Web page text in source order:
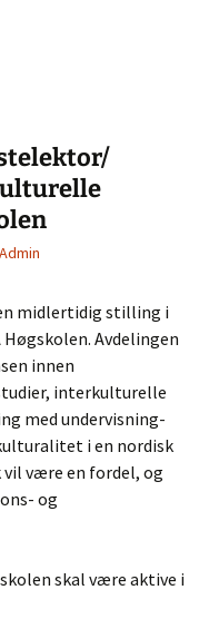
Admin
midlertidig stilling i
Avdelingen
innen
interkulturelle
med undervisning-
i en nordisk
være en fordel, og
og
skal være aktive i